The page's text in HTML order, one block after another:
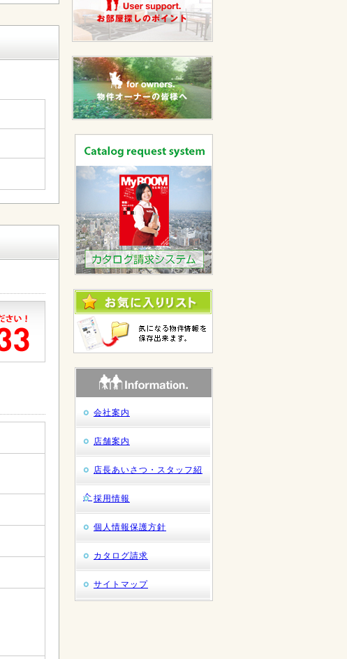
会社案内
店舗案内
店長あいさつ・スタッフ紹
介 採用情報
個人情報保護方針
カタログ請求
サイトマップ